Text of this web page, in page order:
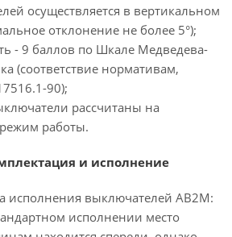
осуществляется в вертикальном
отклонение не более 5°);
- 9 баллов по Шкале Медведева-
(соответствие нормативам,
90);
рассчитаны на
работы.
и исполнение
исполнения выключателей АВ2М:
исполнении место